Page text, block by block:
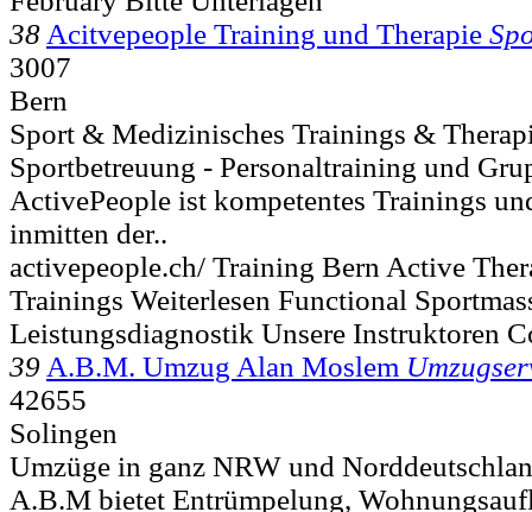
38 Acitvepeople Training und Therapie
3007
Bern
Sport & Medizinisches Trainings &
Sportbetreuung - Personaltraining und
ActivePeople ist kompetentes Trainings
inmitten der..
activepeople.ch/ Training Bern Active
Trainings Weiterlesen Functional
Leistungsdiagnostik Unsere Instruktoren
39 A.B.M. Umzug Alan Moslem
42655
Solingen
Umzüge in ganz NRW und
A.B.M bietet Entrümpelung,